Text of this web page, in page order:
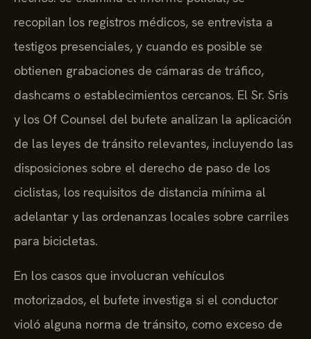
recopilan los registros médicos, se entrevista a
testigos presenciales, y cuando es posible se
obtienen grabaciones de cámaras de tráfico,
dashcams o establecimientos cercanos. El Sr. Sris
y los Of Counsel del bufete analizan la aplicación
de las leyes de tránsito relevantes, incluyendo las
disposiciones sobre el derecho de paso de los
ciclistas, los requisitos de distancia mínima al
adelantar y las ordenanzas locales sobre carriles
para bicicletas.
En los casos que involucran vehículos
motorizados, el bufete investiga si el conductor
violó alguna norma de tránsito, como exceso de